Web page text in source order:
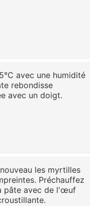
avec une humidité
rebondisse
avec un doigt.
les myrtilles
Préchauffez
pâte avec de l'œuf